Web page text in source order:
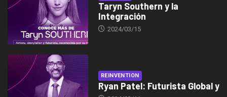
Taryn Southern y la
Integración
2024/03/15
REINVENTION
Ryan Patel: Futurista Global y